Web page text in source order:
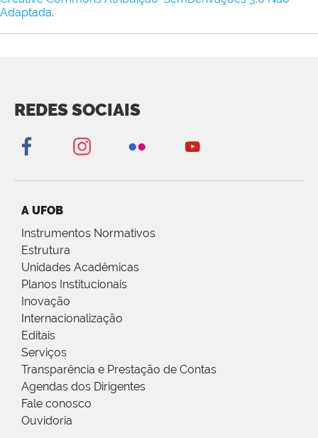
Adaptada.
REDES SOCIAIS
A UFOB
Instrumentos Normativos
Estrutura
Unidades Acadêmicas
Planos Institucionais
Inovação
Internacionalização
Editais
Serviços
Transparência e Prestação de Contas
Agendas dos Dirigentes
Fale conosco
Ouvidoria